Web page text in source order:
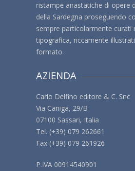
ristampe anastatiche di opere
della Sardegna proseguendo
sempre particolarmente curati
tipografica, riccamente
formato.
AZIENDA
Carlo Delfino editore & C. Snc
Via Caniga, 29/B
07100 Sassari, Italia
Tel. (+39) 079 262661
Fax (+39) 079 261926
P.IVA 00914540901